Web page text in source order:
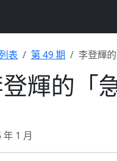
表 第 49 期 李登輝
輝的「
年 1 月